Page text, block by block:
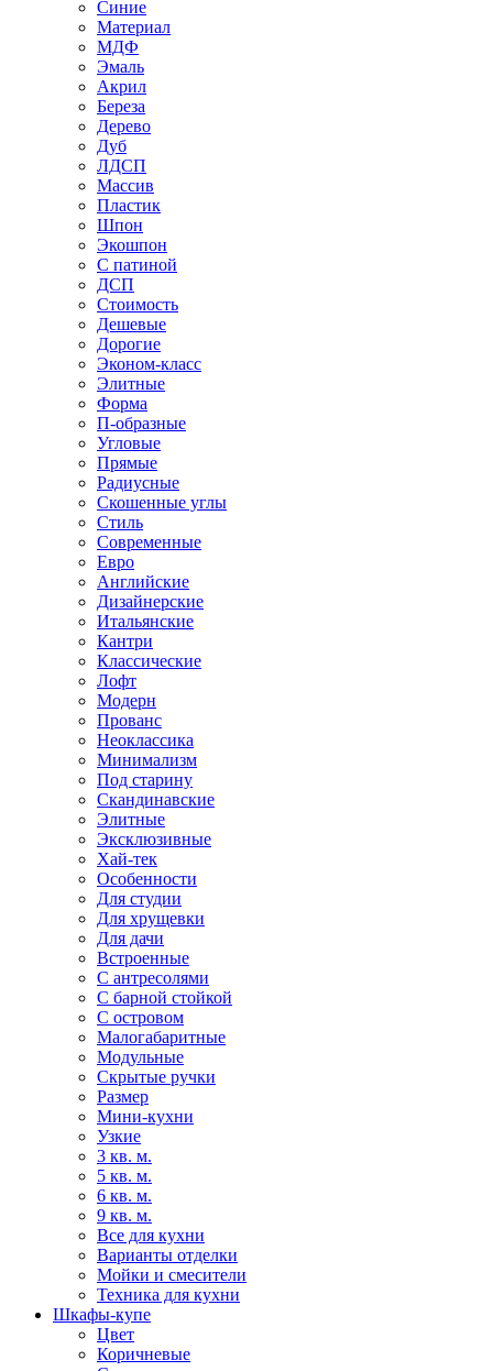
Синие
Материал
МДФ
Эмаль
Акрил
Береза
Дерево
Дуб
ЛДСП
Массив
Пластик
Шпон
Экошпон
С патиной
ДСП
Стоимость
Дешевые
Дорогие
Эконом-класс
Элитные
Форма
П-образные
Угловые
Прямые
Радиусные
Скошенные углы
Стиль
Современные
Евро
Английские
Дизайнерские
Итальянские
Кантри
Классические
Лофт
Модерн
Прованс
Неоклассика
Минимализм
Под старину
Скандинавские
Элитные
Эксклюзивные
Хай-тек
Особенности
Для студии
Для хрущевки
Для дачи
Встроенные
С антресолями
С барной стойкой
С островом
Малогабаритные
Модульные
Скрытые ручки
Размер
Мини-кухни
Узкие
3 кв. м.
5 кв. м.
6 кв. м.
9 кв. м.
Все для кухни
Варианты отделки
Мойки и смесители
Техника для кухни
Шкафы-купе
Цвет
Коричневые